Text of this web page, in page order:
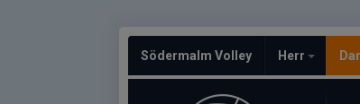
Södermalm Volley Herr